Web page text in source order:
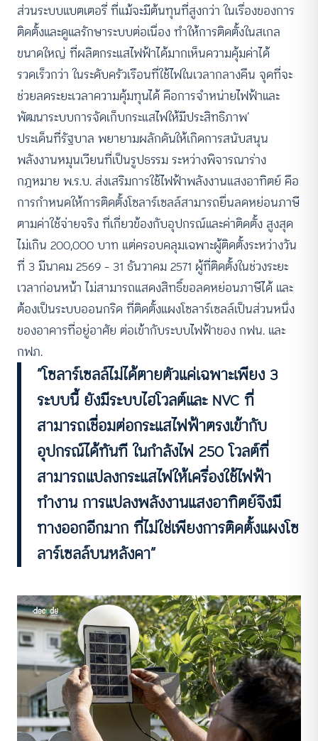
ส่วนระบบแบตเตอรี่ ที่แม้จะมีต้นทุนที่สูงกว่า ในเรื่องของการ
ติดตั้งและดูแลรักษาระบบต่อเนื่อง ทำให้การติดตั้งในสเกล
ขนาดใหญ่ ที่ผลิตกระแสไฟฟ้าได้มากเห็นความคุ้มค่าได้
รวดเร็วกว่า ในระดับครัวเรือนที่ใช้ไฟในเวลากลางคืน จุดที่จะ
ช่วยลดระยะเวลาความคุ้มทุนได้ คือการจำหน่ายไฟฟ้าและ
พัฒนาระบบการจัดเก็บกระแสไฟให้มีประสิทธิภาพ’
ประเด็นที่รัฐบาล พยายามผลักดันให้เกิดการสนับสนุน
พลังงานหมุนเวียนที่เป็นรูปธรรม ระหว่างพิจารณาร่าง
กฎหมาย พ.ร.บ. ส่งเสริมการใช้ไฟฟ้าพลังงานแสงอาทิตย์ คือ
การกำหนดให้การติดตั้งโซลาร์เซลล์สามารถยื่นลดหย่อนภาษี
ตามค่าใช้จ่ายจริง ที่เกี่ยวข้องกับอุปกรณ์และค่าติดตั้ง สูงสุด
ไม่เกิน 200,000 บาท แต่ครอบคลุมเฉพาะผู้ติดตั้งระหว่างวัน
ที่ 3 มีนาคม 2569 – 31 ธันวาคม 2571 ผู้ที่ติดตั้งในช่วงระยะ
เวลาก่อนหน้า ไม่สามารถแสดงสิทธิ์ขอลดหย่อนภาษีได้ และ
ต้องเป็นระบบออนกริด ที่ติดตั้งแผงโซลาร์เซลล์เป็นส่วนหนึ่ง
ของอาคารที่อยู่อาศัย ต่อเข้ากับระบบไฟฟ้าของ กฟน. และ
กฟภ.
“โซลาร์เซลล์ไม่ได้ตายตัวแค่เฉพาะเพียง 3
ระบบนี้ ยังมีระบบไฮโวลต์และ NVC ที่
สามารถเชื่อมต่อกระแสไฟฟ้าตรงเข้ากับ
อุปกรณ์ได้ทันที ในกำลังไฟ 250 โวลต์ที่
สามารถแปลงกระแสไฟให้เครื่องใช้ไฟฟ้า
ทำงาน การแปลงพลังงานแสงอาทิตย์จึงมี
ทางออกอีกมาก ที่ไม่ใช่เพียงการติดตั้งแผงโซ
ลาร์เซลล์บนหลังคา”